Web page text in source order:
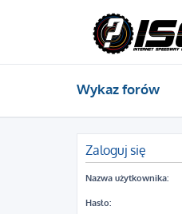
Wykaz forów
Zaloguj się
Nazwa użytkownika:
Hasło: